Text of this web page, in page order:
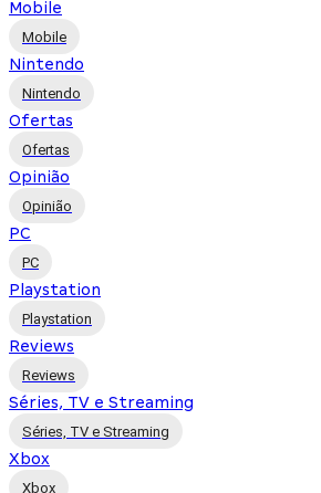
Mobile
Mobile
Nintendo
Nintendo
Ofertas
Ofertas
Opinião
Opinião
PC
PC
Playstation
Playstation
Reviews
Reviews
Séries, TV e Streaming
Séries, TV e Streaming
Xbox
Xbox